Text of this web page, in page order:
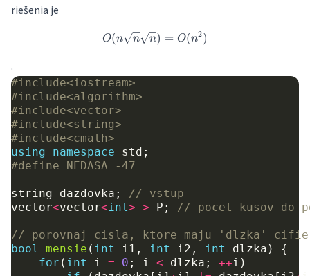
riešenia je
O(n \sqrt{n} \sqrt{n}) =
O(n n n) = O(n2)
.
#include<iostream>
#include<algorithm>
#include<vector>
#include<string>
#include<cmath>
using
namespace std ;
#define NEDASA -47
string dazdovka ;
// vstup
vector<vector<int> > P ; // pocet kusov do
// porovnaj cisla, ktore maju 'dlzka'
bool
mensie ( int i1 , int i2 , int dlzka )
{
for ( int i = 0 ; i < dlzka ; ++i )